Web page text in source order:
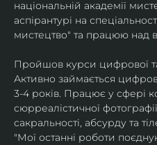
національній академії
аспірантурі на
мистецтво" та працюю над
Пройшов курси цифрової
Активно займається
3-4 років. Працює у сфері
сюрреалістичної
сакральності, абсурду та
"Мої останні роботи